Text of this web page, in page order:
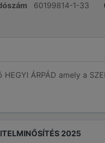
60199814-1-33
HEGYI ÁRPÁD amely a
2025